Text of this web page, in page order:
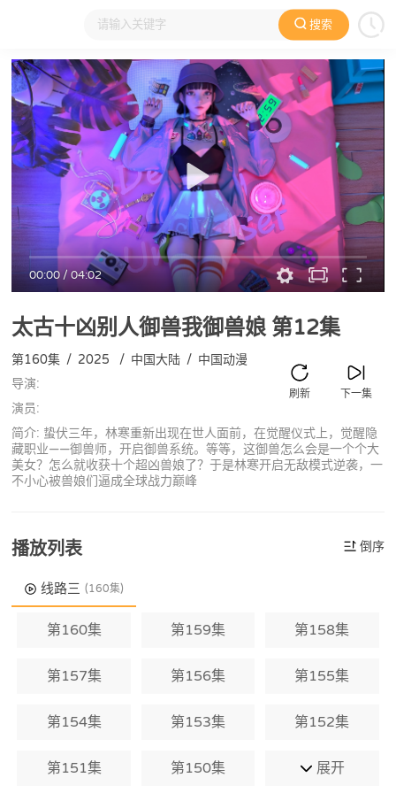
搜索
大家在看 日本动漫 国产动漫 欧美动漫 动漫电影
00:00/04:02
太古十凶别人御兽我御兽娘第12集
下一集
刷新
第160集 / 2025 / 中国大陆 / 中国动漫
导演:
演员:
简介: 蛰伏三年，林寒重新出现在世人面前，在觉醒仪式上，觉醒隐
藏职业——御兽师，开启御兽系统。等等，这御兽怎么会是一个个大
美女？怎么就收获十个超凶兽娘了？于是林寒开启无敌模式逆袭，一
不小心被兽娘们逼成全球战力巅峰
播放列表 倒序
线路三 (160集)
第160集 第159集 第158集
第157集 第156集 第155集
第154集 第153集 第152集
第151集 第150集 展开